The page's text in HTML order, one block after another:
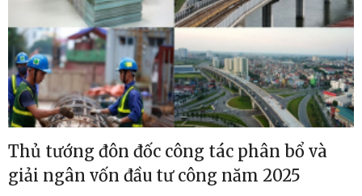
Thủ tướng đôn đốc công tác phân bổ và
giải ngân vốn đầu tư công năm 2025